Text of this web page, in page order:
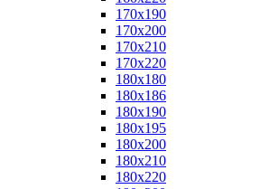
170x190
170x200
170x210
170x220
180x180
180x186
180x190
180x195
180x200
180x210
180x220